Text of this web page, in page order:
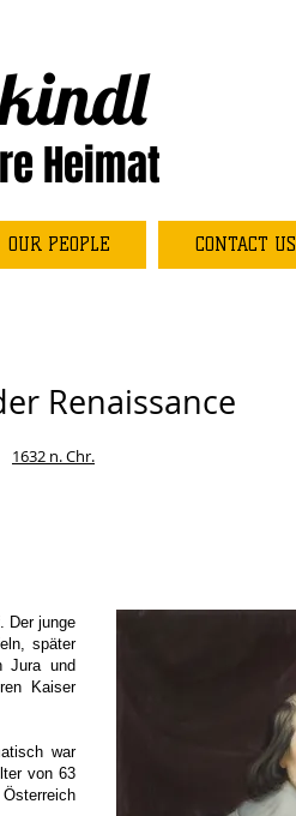
Heimat
OUR PEOPLE CONTACT US
Renaissance
1632 n. Chr.
Der junge
später
Jura und
Kaiser
war
von 63